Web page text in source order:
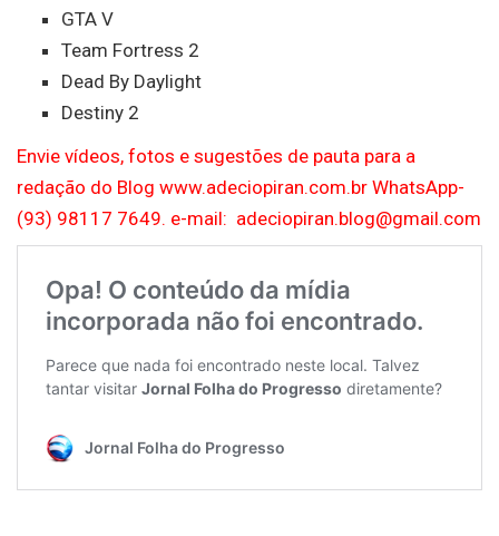
GTA V
Team Fortress 2
Dead By Daylight
Destiny 2
Envie vídeos, fotos e sugestões de pauta para a
redação do Blog www.adeciopiran.com.br WhatsApp-
(93) 98117 7649. e-mail: adeciopiran.blog@gmail.com